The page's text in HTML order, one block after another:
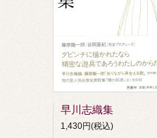
早川志織集
1,430円(税込)